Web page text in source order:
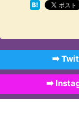
➡️
➡️